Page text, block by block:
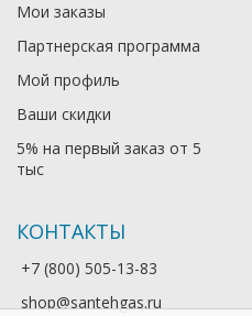
Мои заказы
Партнерская программа
Мой профиль
Ваши скидки
5% на первый заказ от 5
тыс
КОНТАКТЫ
+7 (800) 505-13-83
shop@santehgas.ru